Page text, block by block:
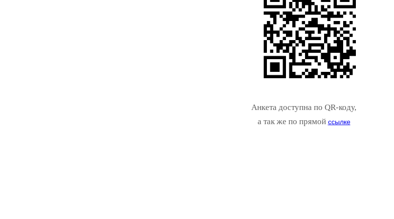
Анкета доступна по QR-коду,
а так же по прямой ссылке